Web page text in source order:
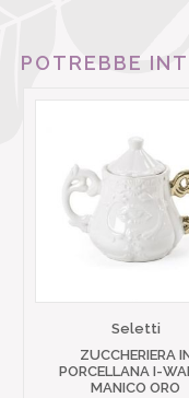
POTREBBE
Seletti
ZUCCHERIERA
PORCELLANA I-
MANICO ORO